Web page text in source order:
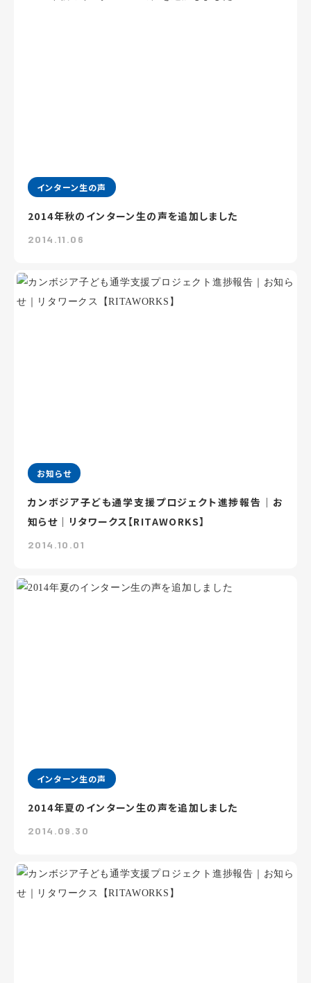
インターン生の声
2014年秋のインターン生の声を追加しました
2014.11.06
お知らせ
カンボジア子ども通学支援プロジェクト進捗報告｜お
知らせ｜リタワークス【RITAWORKS】
2014.10.01
インターン生の声
2014年夏のインターン生の声を追加しました
2014.09.30